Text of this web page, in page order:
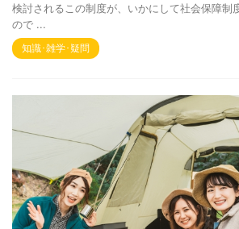
検討されるこの制度が、いかにして社会保障制
ので ...
知識･雑学･疑問